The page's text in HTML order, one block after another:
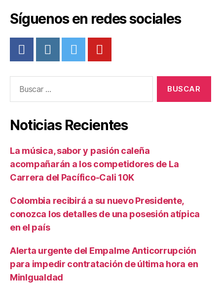
Síguenos en redes sociales
Noticias Recientes
La música, sabor y pasión caleña
acompañarán a los competidores de La
Carrera del Pacífico-Cali 10K
Colombia recibirá a su nuevo Presidente,
conozca los detalles de una posesión atípica
en el país
Alerta urgente del Empalme Anticorrupción
para impedir contratación de última hora en
MinIgualdad